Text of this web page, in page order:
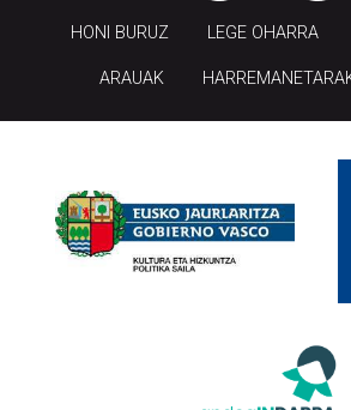
HONI BURUZ LEGE OHARRA
ARAUAK